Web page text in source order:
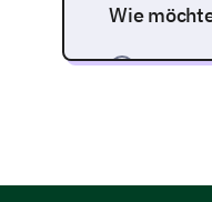
Wie
E-Mail